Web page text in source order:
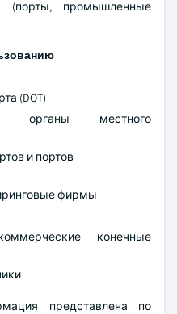
(порты, промышленные
(DOT)
органы местного
и портов
фирмы
конечные
представлена по